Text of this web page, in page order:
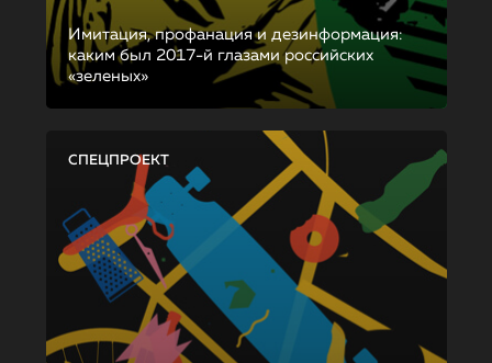
Имитация, профанация и дезинформация:
каким был 2017-й глазами российских
«зеленых»
СПЕЦПРОЕКТ